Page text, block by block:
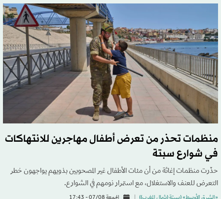
منظمات تحذر من تعرض أطفال مهاجرين للانتهاكات
في شوارع سبتة
حذّرت منظمات إغاثة من أن مئات الأطفال غير المصحوبين بذويهم يواجهون خطر
التعرض للعنف والاستغلال، مع استمرار نومهم في الشوارع.